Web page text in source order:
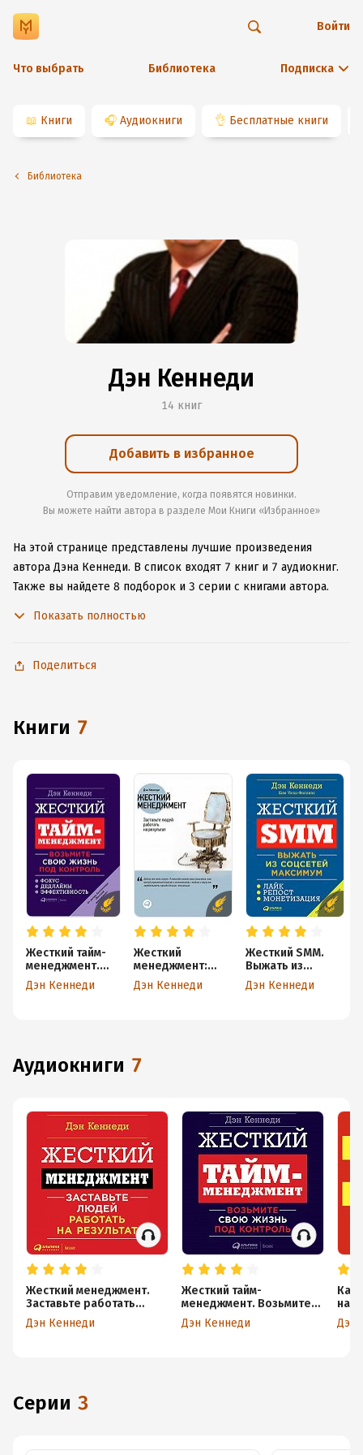
Что выбрать Библиотека Подписка
Войти
📖 Книги 🎧 Аудиокниги 👌 Бесплатные книги
Библиотека
Дэн Кеннеди
14 книг
Добавить в избранное
Отправим уведомление, когда появятся новинки.
Вы можете найти автора в разделе Мои Книги «Избранное»
На этой странице представлены лучшие произведения
автора Дэна Кеннеди. В список входят 7 книг и 7 аудиокниг.
Также вы найдете 8 подборок и 3 серии с книгами автора.
Android, чтобы не расставаться с любимыми произведениями
Показать полностью
Поделиться
книги 7
Жесткий тайм-
менеджмент.
Возьмите свою
жизнь под
Дэн Кеннеди
Жесткий
менеджмент:
Заставьте людей
работать на
Дэн Кеннеди
Жесткий SMM.
Выжать из
соцсетей
максимум
Дэн Кеннеди
аудиокниги 7
Жесткий менеджмент.
Заставьте работать
людей на результат
Дэн Кеннеди
Жесткий тайм-
менеджмент. Возьмите
свою жизнь под
контроль
Дэн Кеннеди
Как
Дэн
Серии 3